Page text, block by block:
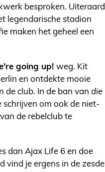
besproken. Uiteraard
legendarische stadion
maken het geheel een
going up! weg. Kit
en ontdekte mooie
de club. In de ban van die
om ook de niet-
de rebelclub te
dan Ajax Life 6 en doe
vind je ergens in de zesde